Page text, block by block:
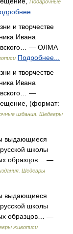
Подарочные
и творчестве
Ивана
— ОЛМА
Подробнее...
и творчестве
Ивана
—
(формат:
издания. Шедевры
выдающиеся
школы
образцов… —
Шедевры
выдающиеся
школы
образцов… —
живописи